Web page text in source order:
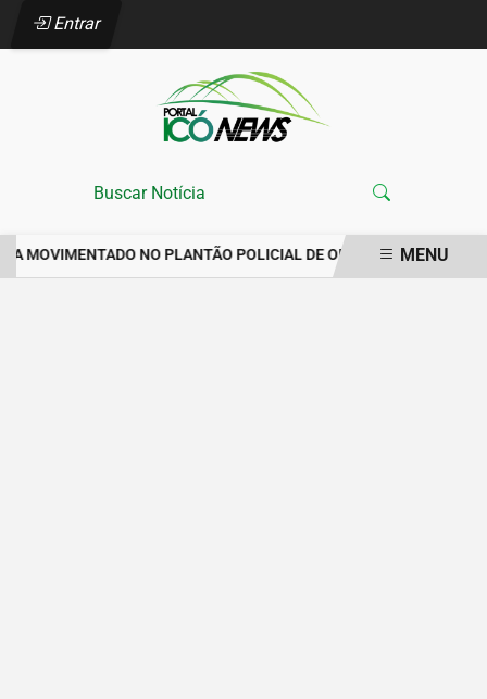
Entrar
MOVIMENTADO NO PLANTÃO POLICIAL DE ORÓS REGISTRA
MENU